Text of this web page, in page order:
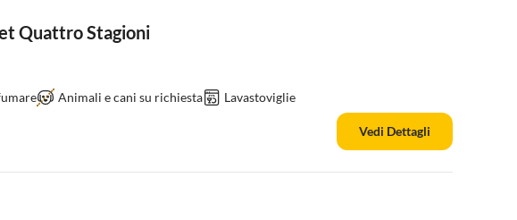
Quattro Stagioni
Animali e cani su richiesta Lavastoviglie
Vedi Dettagli